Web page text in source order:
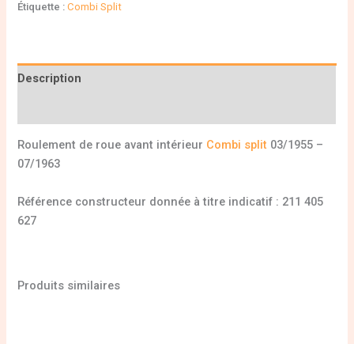
Étiquette :Combi Split
Description
Roulement de roue avant intérieur Combi split 03/1955 –
07/1963
Référence constructeur donnée à titre indicatif : 211 405
627
Produits similaires